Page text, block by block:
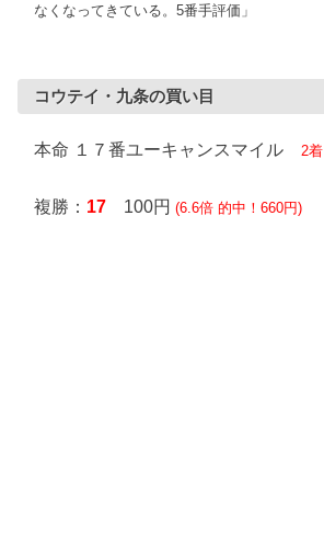
なくなってきている。5番手評価」
コウテイ・九条の買い目
本命 １７番ユーキャンスマイル 2着
複勝： 17 100円(6.6倍 的中！660円)